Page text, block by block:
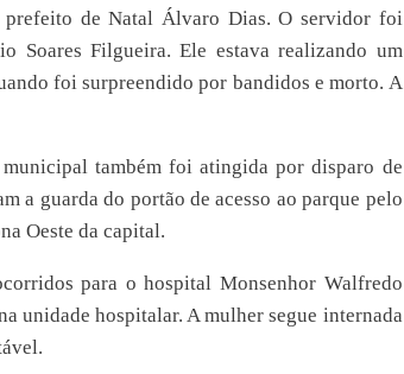
prefeito de Natal Álvaro Dias. O servidor foi
Soares Filgueira. Ele estava realizando um
foi surpreendido por bandidos e morto. A
também foi atingida por disparo de
a guarda do portão de acesso ao parque pelo
Oeste da capital.
para o hospital Monsenhor Walfredo
unidade hospitalar. A mulher segue internada